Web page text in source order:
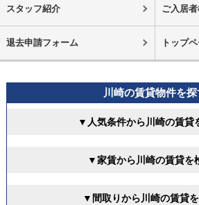
スタッフ紹介 ご入居
退去申請フォーム トップ
川崎の賃貸物件を
▼人気条件から川崎の賃貸
▼家賃から川崎の賃貸を
▼間取りから川崎の賃貸